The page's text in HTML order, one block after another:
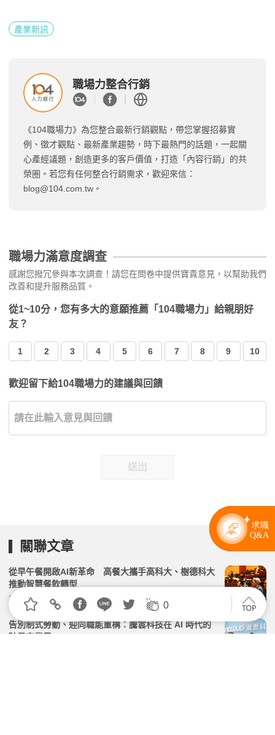
產業新訊
職場力整合行銷
《104職場力》為您整合最新行銷觀點，帶您掌握招募實
例、徵才觀點、最新產業趨勢，時下最熱門的話題，一起關
心產經議題，創造更多的客戶價值，打造「內容行銷」的共
榮圈。若您有任何整合行銷需求，歡迎來信：
blog@104.com.tw 。
職場力滿意度調查
感謝您撥冗參與本次調查！請您在問卷中提供寶貴意見，以幫助我們
改善和提升服務品質。
從1~10分，您有多大的意願推薦「104職場力」給親朋好
友？
1 2 3 4 5 6 7 8 9 10
歡迎留下給104職場力的建議與回饋
送出
0
關聯文章
從早午餐開啟AI新革命 高餐大攜手高科大、樹德科大
推動智慧餐飲轉型
2026.06.09 | 104小編 | 1728觀看數
告別制式勞動、迎向職能重構：騰雲科技在 AI 時代的
破局商業學